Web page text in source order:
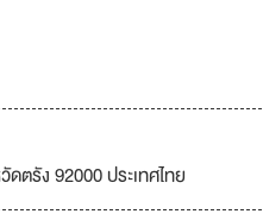
ตรัง 92000 ประเทศไทย